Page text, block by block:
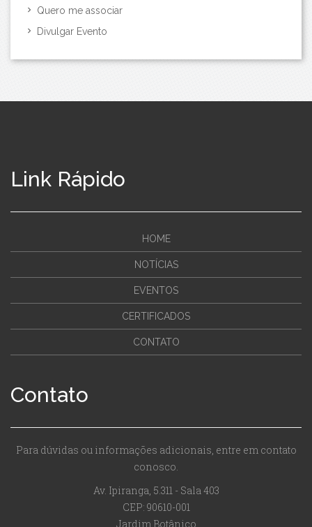
Quero me associar
Divulgar Evento
Link Rápido
HOME
NOTÍCIAS
EVENTOS
CERTIFICADOS
CONTATO
Contato
Para dúvidas ou informações adicionais, entre em contato
conosco.
Av. Ipiranga, 5.311 - Sala 403
CEP: 90610-001
Jardim Botânico